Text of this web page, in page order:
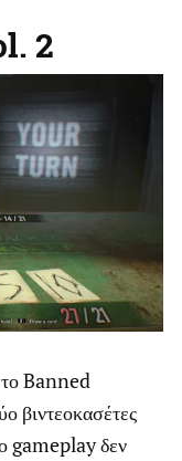
2
το Banned
βιντεοκασέτες
gameplay δεν